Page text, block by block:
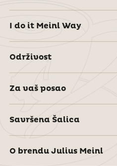
I do it Meinl Way
Održivost
Za vaš posao
Savršena Šalica
O brendu Julius Meinl